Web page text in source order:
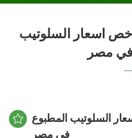
اسعار السلوتيب
مصر
السلوتيب المطبوع
في مصر